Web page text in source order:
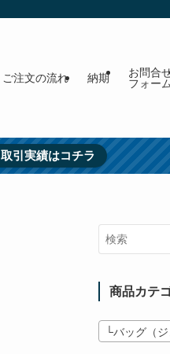
ご注文の流れ 納期
お問合
フォーム
取引実績はコチラ
商品カテ
└バッグ（ジ